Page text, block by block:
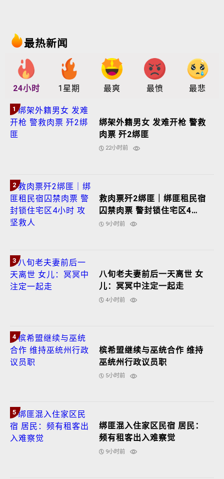
最热新闻
24小时 1星期 最爽 最愤 最悲
1
绑架外籍男女 发难开枪 警救
肉票 歼2绑匪
22小时前
2
救肉票歼2绑匪｜绑匪租民宿
囚禁肉票 警封锁住宅区4小
时 攻坚救人
9小时前
3
八旬老夫妻前后一天离世 女
儿：冥冥中注定一起走
4小时前
4
槟希盟继续与巫统合作 维持
巫统州行政议员职
5小时前
5
绑匪混入住家区民宿 居民：
频有租客出入难察觉
9小时前